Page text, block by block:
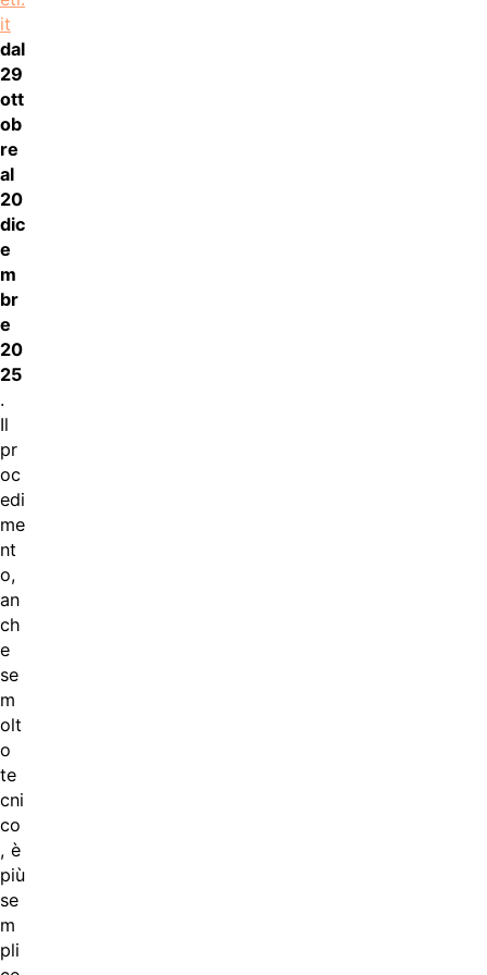
it
dal
29
ott
ob
re
al
20
dic
e
m
br
e
20
25
.
Il
pr
oc
edi
me
nt
o,
an
ch
e
se
m
olt
o
te
cni
co
, è
più
se
m
pli